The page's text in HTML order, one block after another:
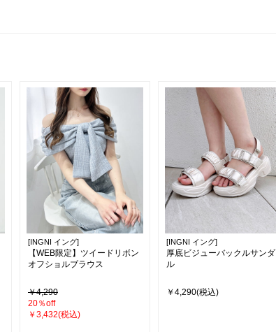
[INGNI イング]
【WEB限定】ツイードリボン
オフショルブラウス
￥4,290
20％off
￥3,432(税込)
[INGNI イング]
厚底ビジューバックルサンダ
ル
￥4,290(税込)